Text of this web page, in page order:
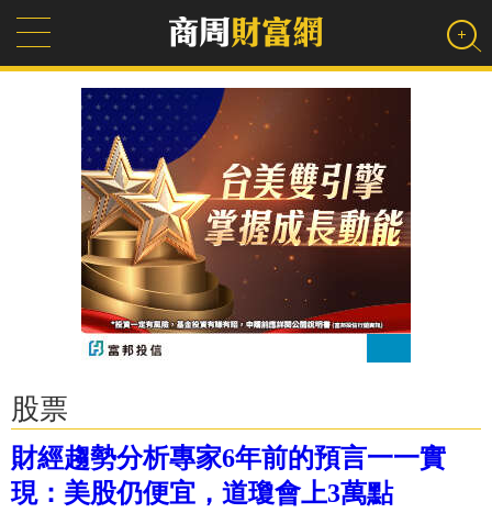
股票
財經趨勢分析專家6年前的預言一一實
現：美股仍便宜，道瓊會上3萬點